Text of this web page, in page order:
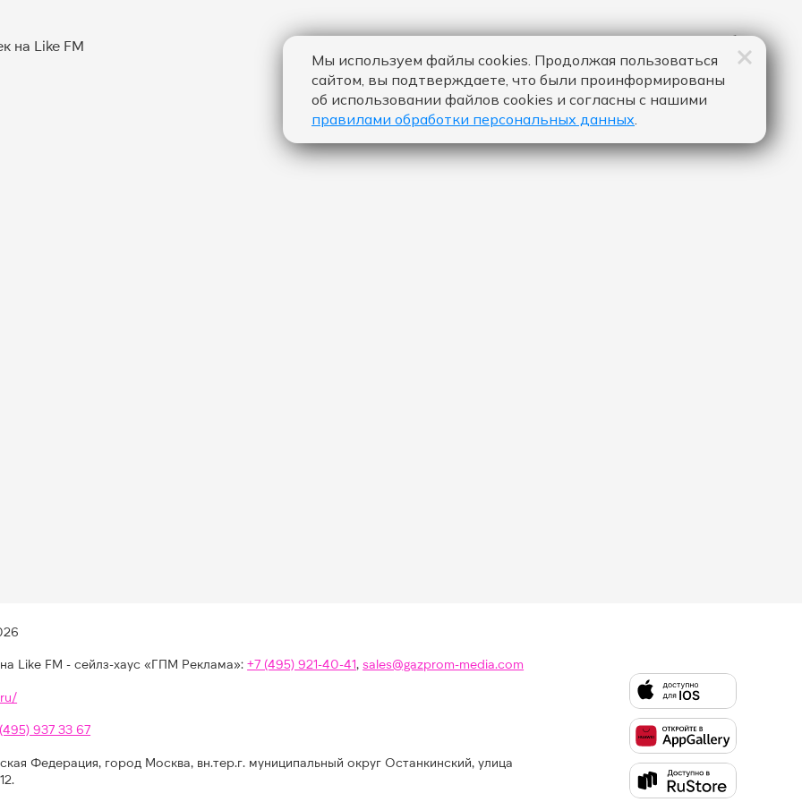
на Like FM - сейлз-хаус «ГПМ Реклама»:+7 (495) 921-40-41,sales@gazprom-media.com
937 33 67
Федерация, город Москва, вн.тер.г. муниципальный округ Останкинский, улица
Мы используем файлы cookies. Продолжая пользоваться
сайтом, вы подтверждаете, что были проинформированы
об использовании файлов cookies и согласны с нашими
правилами обработки персональных данных.